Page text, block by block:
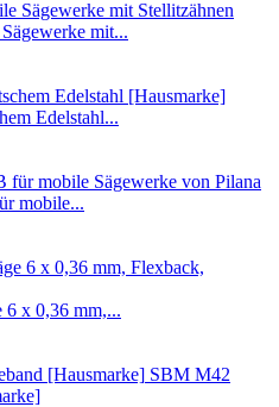
mit...
Edelstahl...
mobile...
6 x 0,36 mm,...
SBM M42